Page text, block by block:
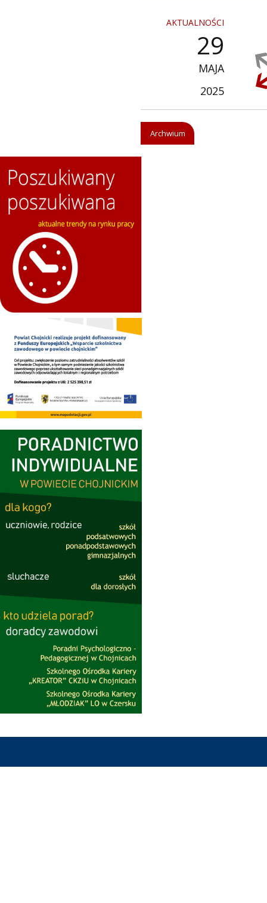
AKTUALNOŚCI
29
MAJA
2025
Archwium